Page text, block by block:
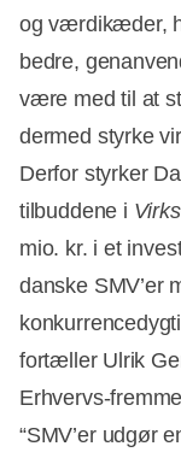
og værdikæder,
bedre,
være med til at
dermed styrke
Derfor styrker
tilbuddene i
mio. kr. i et
danske SMV’er
fortæller Ulrik
Erhvervs-
“SMV’er udgør